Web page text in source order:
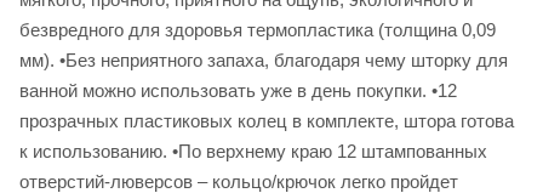
безвредного для здоровья термопластика (толщина 0,09
мм). •Без неприятного запаха, благодаря чему шторку для
ванной можно использовать уже в день покупки. •12
прозрачных пластиковых колец в комплекте, штора готова
к использованию. •По верхнему краю 12 штампованных
отверстий-люверсов – кольцо/крючок легко пройдет